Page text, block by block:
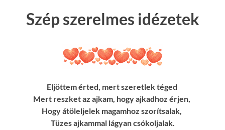
Szép szerelmes idézetek
Eljöttem érted, mert szeretlek téged
Mert reszket az ajkam, hogy ajkadhoz érjen,
Hogy átöleljelek magamhoz szorítsalak,
Tüzes ajkammal lágyan csókoljalak.